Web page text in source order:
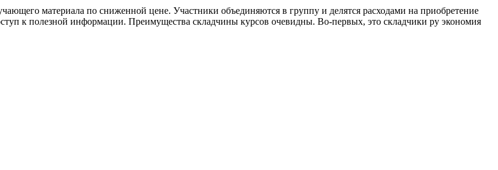
материала по сниженной цене. Участники объединяются в группу и делятся расходами на приобретение
к полезной информации. Преимущества складчины курсов очевидны. Во-первых, это складчики ру экономия